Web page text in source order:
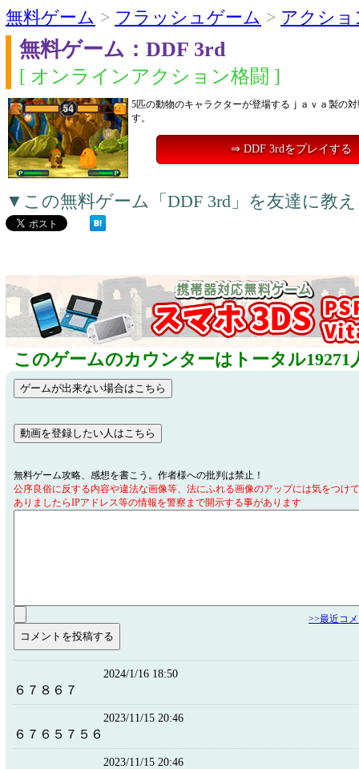
無料ゲーム > フラッシュゲーム > アクショ
無料ゲーム：DDF 3rd
[ オンラインアクション格闘 ]
5匹の動物のキャラクターが登場するｊａｖａ製の
す。
⇒ DDF 3rdをプレイする
▼この無料ゲーム「DDF 3rd」を友達に教
このゲームのカウンターはトータル19271
無料ゲーム攻略、感想を書こう。作者様への批判は禁止！
公序良俗に反する内容や違法な画像等、法にふれる画像のアップには気をつけ
ありましたらIPアドレス等の情報を警察まで開示する事があります
>>最近コ
2024/1/16 18:50
６７８６７
2023/11/15 20:46
６７６５７５６
2023/11/15 20:46